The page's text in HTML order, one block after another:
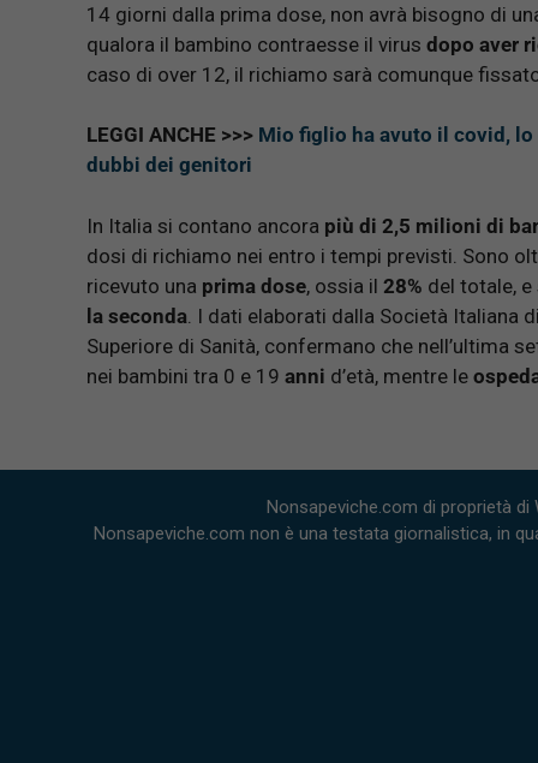
14 giorni dalla prima dose, non avrà bisogno di
qualora il bambino contraesse il virus dopo aver
caso di over 12, il richiamo sarà comunque
LEGGI ANCHE >>> Mio figlio ha avuto il covid,
dubbi dei genitori
In Italia si contano ancora più di 2,5 milioni di
dosi di richiamo nei entro i tempi previsti. Sono
ricevuto una prima dose, ossia il 28% del totale, e
la seconda . I dati elaborati dalla Società
Superiore di Sanità, confermano che nell’ultima
nei bambini tra 0 e 19 anni d’età, mentre le
Nonsapeviche.com di proprietà di
Nonsapeviche.com non è una testata giornalistica, in